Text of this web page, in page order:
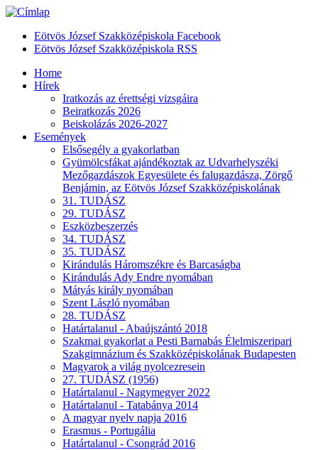
Eötvös József Szakközépiskola Facebook
Eötvös József Szakközépiskola RSS
Home
Hírek
Iratkozás az érettségi vizsgáira
Beiratkozás 2026
Beiskolázás 2026-2027
Események
Elsősegély a gyakorlatban
Gyümölcsfákat ajándékoztak az Udvarhelyszéki
Mezőgazdászok Egyesülete és falugazdásza, Zörgő
Benjámin, az Eötvös József Szakközépiskolának
31. TUDÁSZ
29. TUDÁSZ
Eszközbeszerzés
34. TUDÁSZ
35. TUDÁSZ
Kirándulás Háromszékre és Barcaságba
Kirándulás Ady Endre nyomában
Mátyás király nyomában
Szent László nyomában
28. TUDÁSZ
Határtalanul - Abaújszántó 2018
Szakmai gyakorlat a Pesti Barnabás Élelmiszeripari
Szakgimnázium és Szakközépiskolának Budapesten
Magyarok a világ nyolcezresein
27. TUDÁSZ (1956)
Határtalanul - Nagymegyer 2022
Határtalanul - Tatabánya 2014
A magyar nyelv napja 2016
Erasmus - Portugália
Határtalanul - Csongrád 2016